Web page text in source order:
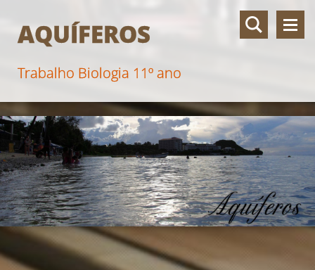
AQUÍFEROS
Trabalho Biologia 11º ano